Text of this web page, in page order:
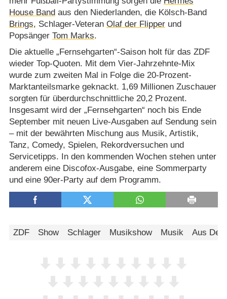
House Band aus den Niederlanden, die Kölsch-Band
Brings, Schlager-Veteran Olaf der Flipperund
Popsänger Tom Marks.
Die aktuelle „Fernsehgarten“-Saison holt für das ZDF
wieder Top-Quoten. Mit dem Vier-Jahrzehnte-Mix
wurde zum zweiten Mal in Folge die 20-Prozent-
Marktanteilsmarke geknackt. 1,69 Millionen Zuschauer
sorgten für überdurchschnittliche 20,2 Prozent.
Insgesamt wird der „Fernsehgarten“ noch bis Ende
September mit neuen Live-Ausgaben auf Sendung sein
– mit der bewährten Mischung aus Musik, Artistik,
Tanz, Comedy, Spielen, Rekordversuchen und
Servicetipps. In den kommenden Wochen stehen unter
anderem eine Discofox-Ausgabe, eine Sommerparty
und eine 90er-Party auf dem Programm.
ZDF Show Schlager Musikshow Musik Aus